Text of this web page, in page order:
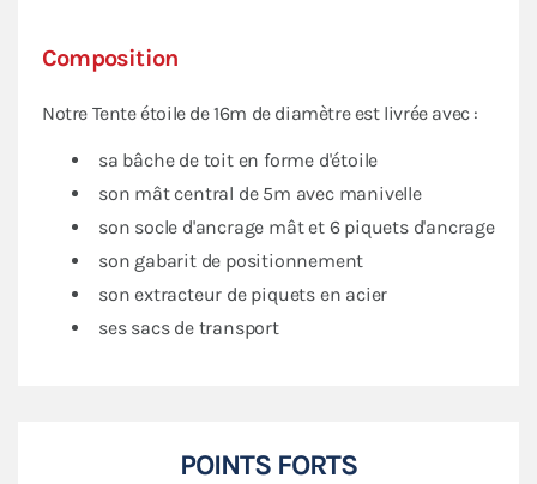
Composition
Notre Tente étoile de 16m de diamètre est livrée avec :
sa bâche de toit en forme d'étoile
son mât central de 5m avec manivelle
son socle d'ancrage mât et 6 piquets d'ancrage
son gabarit de positionnement
son extracteur de piquets en acier
ses sacs de transport
POINTS FORTS